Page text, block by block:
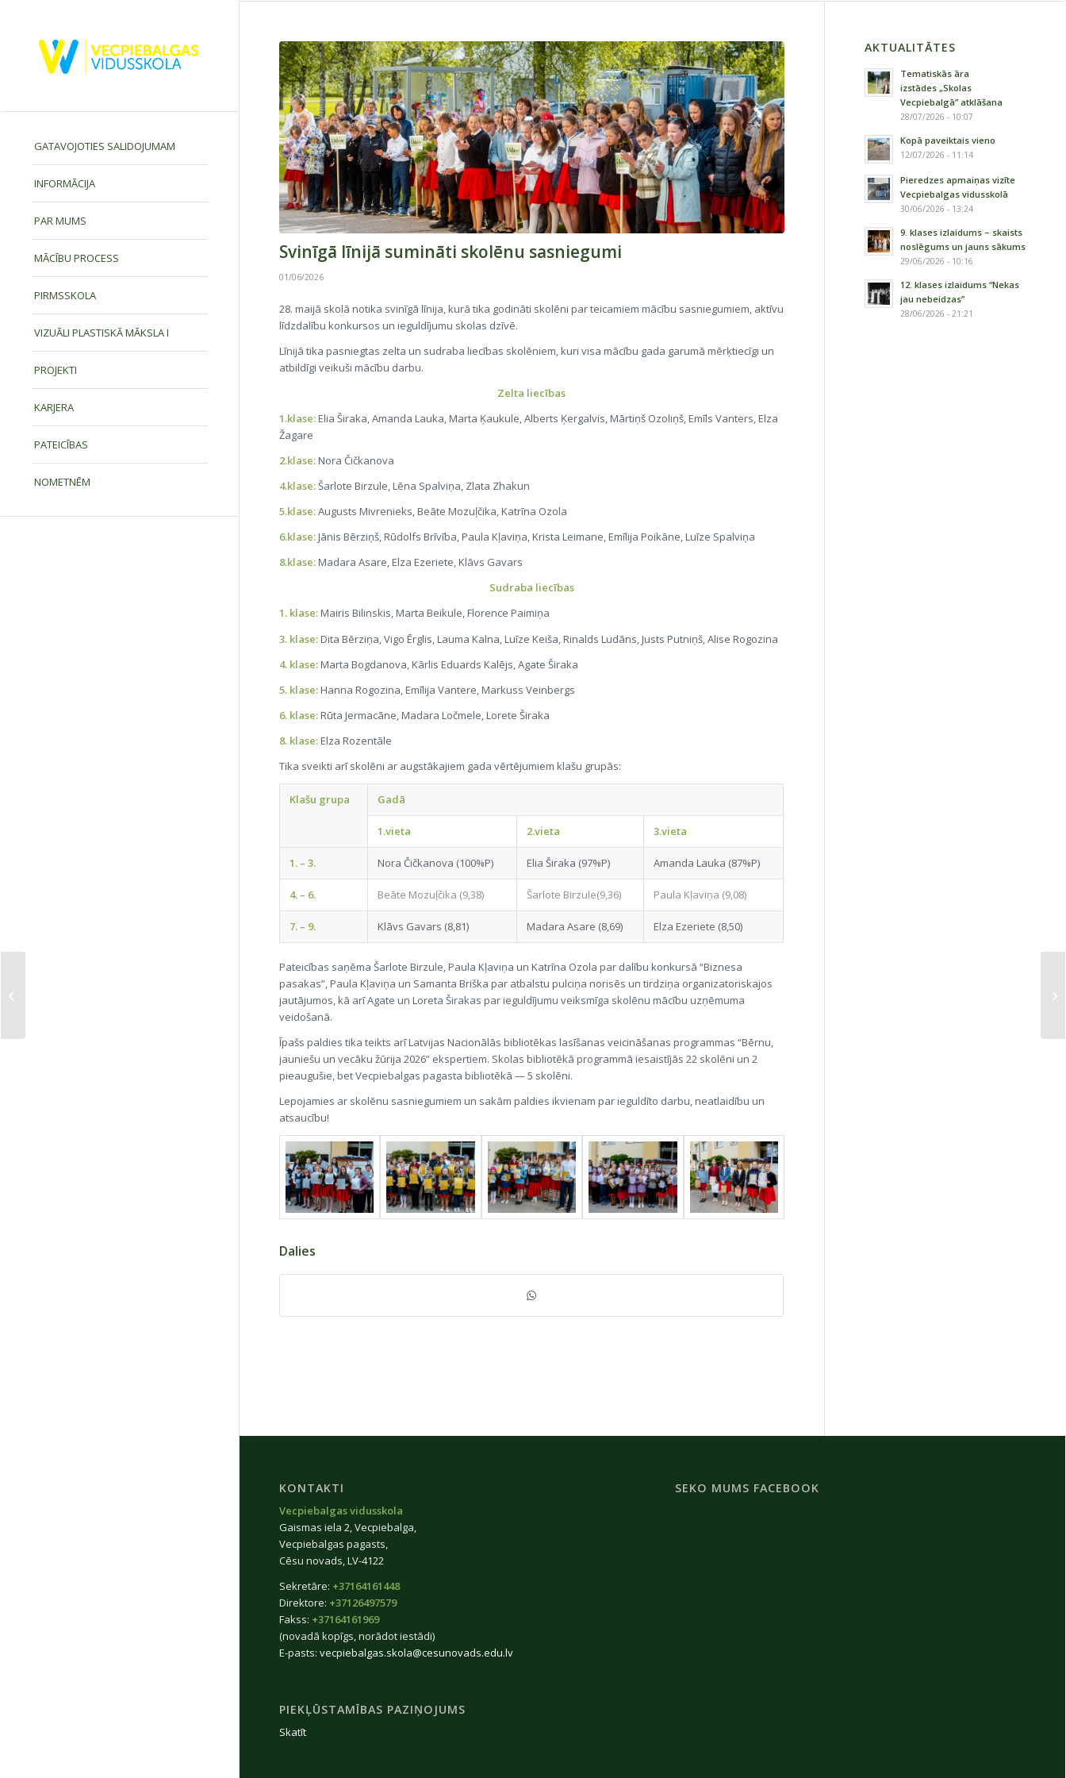
GATAVOJOTIES SALIDOJUMAM
INFORMĀCIJA
PAR MUMS
MĀCĪBU PROCESS
PIRMSSKOLA
VIZUĀLI PLASTISKĀ MĀKSLA I
PROJEKTI
KARJERA
PATEICĪBAS
NOMETNĒM
Svinīgā līnijā sumināti skolēnu sasniegumi
01/06/2026
28. maijā skolā notika svinīgā līnija, kurā tika godināti skolēni par teicamiem mācību sasniegumiem, aktīvu
līdzdalību konkursos un ieguldījumu skolas dzīvē.
Līnijā tika pasniegtas zelta un sudraba liecības skolēniem, kuri visa mācību gada garumā mērķtiecīgi un
atbildīgi veikuši mācību darbu.
Zelta liecības
1.klase:Elia Širaka, Amanda Lauka, Marta Ķaukule, Alberts Ķergalvis, Mārtiņš Ozoliņš, Emīls Vanters, Elza
Žagare
2.klase:Nora Čičkanova
4.klase:Šarlote Birzule, Lēna Spalviņa, Zlata Zhakun
5.klase:Augusts Mivrenieks, Beāte Mozuļčika, Katrīna Ozola
6.klase:Jānis Bērziņš, Rūdolfs Brīvība, Paula Kļaviņa, Krista Leimane, Emīlija Poikāne, Luīze Spalviņa
8.klase:Madara Asare, Elza Ezeriete, Klāvs Gavars
Sudraba liecības
1. klase:Mairis Bilinskis, Marta Beikule, Florence Paimiņa
3. klase:Dita Bērziņa, Vigo Ērglis, Lauma Kalna, Luīze Keiša, Rinalds Ludāns, Justs Putniņš, Alise Rogozina
4. klase:Marta Bogdanova, Kārlis Eduards Kalējs, Agate Širaka
5. klase:Hanna Rogozina, Emīlija Vantere, Markuss Veinbergs
6. klase:Rūta Jermacāne, Madara Ločmele, Lorete Širaka
8. klase:Elza Rozentāle
Tika sveikti arī skolēni ar augstākajiem gada vērtējumiem klašu grupās:
Klašu grupa Gadā
1.vieta 2.vieta 3.vieta
1. – 3. Nora Čičkanova (100%P) Elia Širaka (97%P) Amanda Lauka (87%P)
4. – 6. Beāte Mozuļčika (9,38) Šarlote Birzule(9,36) Paula Kļaviņa (9,08)
7. – 9. Klāvs Gavars (8,81) Madara Asare (8,69) Elza Ezeriete (8,50)
Pateicības saņēma Šarlote Birzule, Paula Kļaviņa un Katrīna Ozola par dalību konkursā “Biznesa
pasakas”, Paula Kļaviņa un Samanta Briška par atbalstu pulciņa norisēs un tirdziņa organizatoriskajos
jautājumos, kā arī Agate un Loreta Širakas par ieguldījumu veiksmīga skolēnu mācību uzņēmuma
veidošanā.
Īpašs paldies tika teikts arī Latvijas Nacionālās bibliotēkas lasīšanas veicināšanas programmas “Bērnu,
jauniešu un vecāku žūrija 2026” ekspertiem. Skolas bibliotēkā programmā iesaistījās 22 skolēni un 2
pieaugušie, bet Vecpiebalgas pagasta bibliotēkā — 5 skolēni.
Lepojamies ar skolēnu sasniegumiem un sakām paldies ikvienam par ieguldīto darbu, neatlaidību un
atsaucību!
Dalies
AKTUALITĀTES
Tematiskās āra
izstādes „Skolas
Vecpiebalgā” atklāšana
28/07/2026 - 10:07
Kopā paveiktais vieno
12/07/2026 - 11:14
Pieredzes apmaiņas vizīte
Vecpiebalgas vidusskolā
30/06/2026 - 13:24
9. klases izlaidums – skaists
noslēgums un jauns sākums
29/06/2026 - 10:16
12. klases izlaidums “Nekas
jau nebeidzas”
28/06/2026 - 21:21
KONTAKTI
Vecpiebalgas vidusskola
Gaismas iela 2, Vecpiebalga,
Vecpiebalgas pagasts,
Cēsu novads, LV-4122
Sekretāre: +37164161448
Direktore: +37126497579
Fakss: +37164161969
(novadā kopīgs, norādot iestādi)
E-pasts: vecpiebalgas.skola@cesunovads.edu.lv
PIEKĻŪSTAMĪBAS PAZIŅOJUMS
Skatīt
SEKO MUMS FACEBOOK